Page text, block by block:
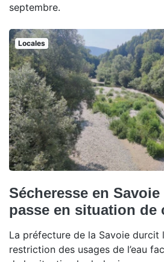
septembre.
Locales
Sécheresse en
passe en situation de
La préfecture de la Savoie durcit
restriction des usages de l’eau